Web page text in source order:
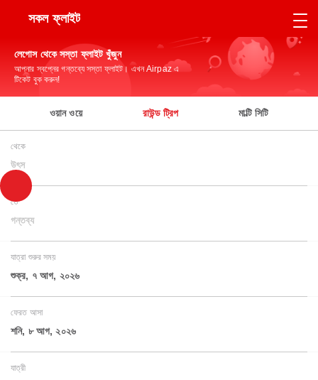
সকল ফ্লাইট
লেগোস থেকে সস্তা ফ্লাইট খুঁজুন
আপনার স্বপ্নের গন্তব্যে সস্তা ফ্লাইট। এখন Airpaz এ
টিকেট বুক করুন!
ওয়ান ওয়ে রাউন্ড ট্রিপ মাল্টি সিটি
থেকে
উৎস
তে
গন্তব্য
যাত্রা শুরুর সময়
শুক্র, ৭ আগ, ২০২৬
ফেরত আসা
শনি, ৮ আগ, ২০২৬
যাত্রী